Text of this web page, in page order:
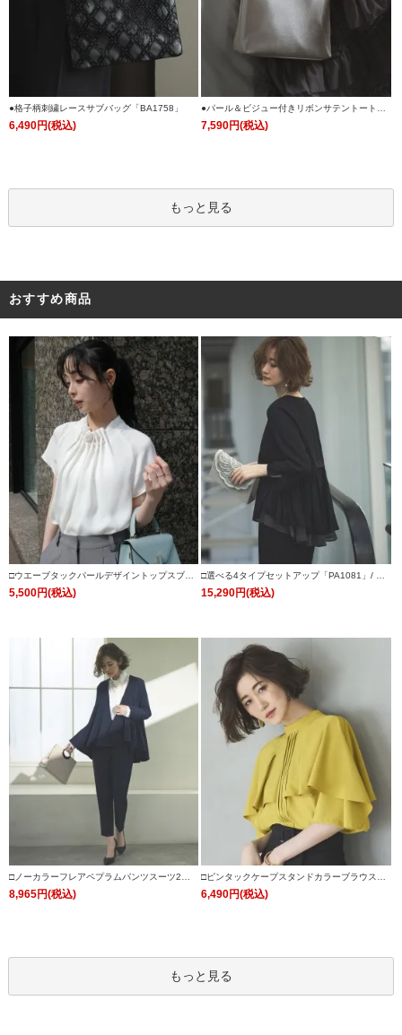
●格子柄刺繍レースサブバッグ「BA1758」
6,490円(税込)
●パール＆ビジュー付きリボンサテントートバ
ッグ「BA1759」
7,590円(税込)
もっと見る
おすすめ商品
□ウエーブタックパールデザイントップスブラ
ウス「T983」/学校行事・通勤・ビジネス・オ
5,500円(税込)
□選べる4タイプセットアップ「PA1081」/ フ
ォーマルセレモニー・入学式(入園式)・卒業式
15,290円(税込)
□ノーカラーフレアペプラムパンツスーツ2点
セット「SU1088」/ フォーマルセレモニー・
8,965円(税込)
□ピンタックケープスタンドカラーブラウス
「T1119」/ 学校行事・通勤・ビジネス・オフ
6,490円(税込)
もっと見る